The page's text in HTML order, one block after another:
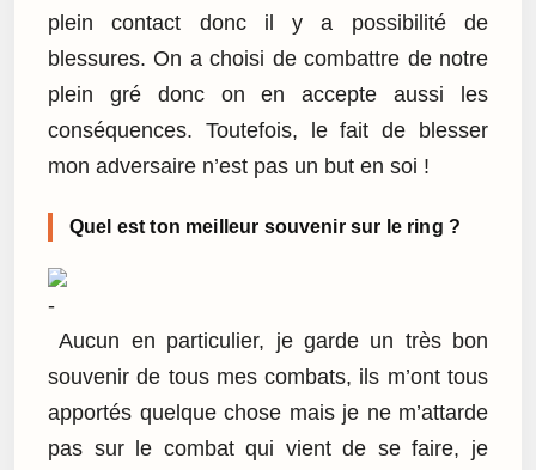
plein contact donc il y a possibilité de
blessures. On a choisi de combattre de notre
plein gré donc on en accepte aussi les
conséquences. Toutefois, le fait de blesser
mon adversaire n’est pas un but en soi !
Quel est ton meilleur souvenir sur le ring ?
Aucun en particulier, je garde un très bon
souvenir de tous mes combats, ils m’ont tous
apportés quelque chose mais je ne m’attarde
pas sur le combat qui vient de se faire, je